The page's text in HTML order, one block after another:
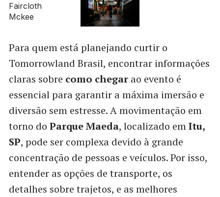
Para quem está planejando curtir o
Tomorrowland Brasil, encontrar informações
claras sobre como chegarao evento é
essencial para garantir a máxima imersão e
diversão sem estresse. A movimentação em
torno do Parque Maeda, localizado emItu,
SP, pode ser complexa devido à grande
concentração de pessoas e veículos. Por isso,
entender as opções de transporte, os
detalhes sobre trajetos, e as melhores